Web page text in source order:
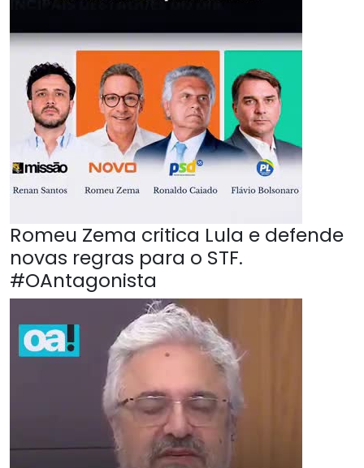
Romeu Zema critica Lula e defende
novas regras para o STF.
#OAntagonista